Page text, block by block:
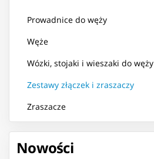
Prowadnice do węży
Węże
Wózki, stojaki i wieszaki do węży
Zestawy złączek i zraszaczy
Zraszacze
Nowości